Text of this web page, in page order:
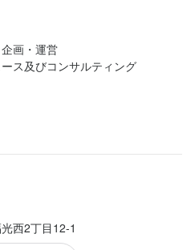
画・運営
西2丁目12-1
）と、職務経歴書をご持参くだ
予定です＞
市福光西2-12-1